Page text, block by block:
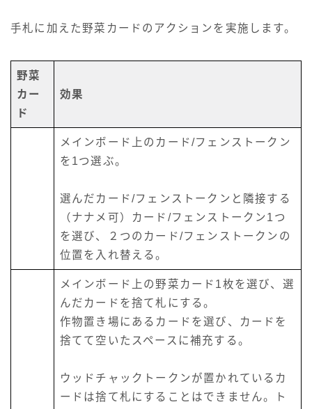
手札に加えた野菜カードのアクションを実施します。
野菜
カー
ド
効果
メインボード上のカード/フェンストークン
を1つ選ぶ。
選んだカード/フェンストークンと隣接する
（ナナメ可）カード/フェンストークン1つ
を選び、２つのカード/フェンストークンの
位置を入れ替える。
メインボード上の野菜カード1枚を選び、選
んだカードを捨て札にする。
作物置き場にあるカードを選び、カードを
捨てて空いたスペースに補充する。
ウッドチャックトークンが置かれているカ
ードは捨て札にすることはできません。ト